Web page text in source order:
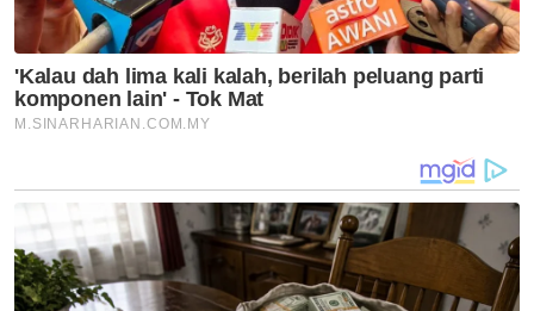
Artikel Disyorkan
Nasional
zakat digital hampir 10 kali
ganda
Nasional
RCI Tabung Haji: Taklimat khas
BN Isnin ini